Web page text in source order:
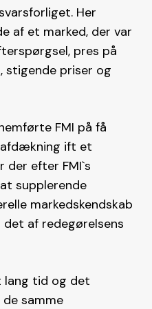
Her
af et marked, der var
pres på
stigende priser og
FMI på få
ift et
efter FMI`s
supplerende
markedskendskab
af redegørelsens
lang tid og det
samme